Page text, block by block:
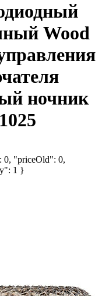
Wood
ночник
"priceOld": 0,
1 }